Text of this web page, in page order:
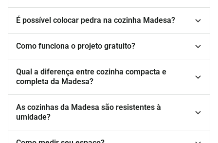
É possível colocar pedra na cozinha Madesa?
Como funciona o projeto gratuito?
Qual a diferença entre cozinha compacta e
completa da Madesa?
As cozinhas da Madesa são resistentes à
umidade?